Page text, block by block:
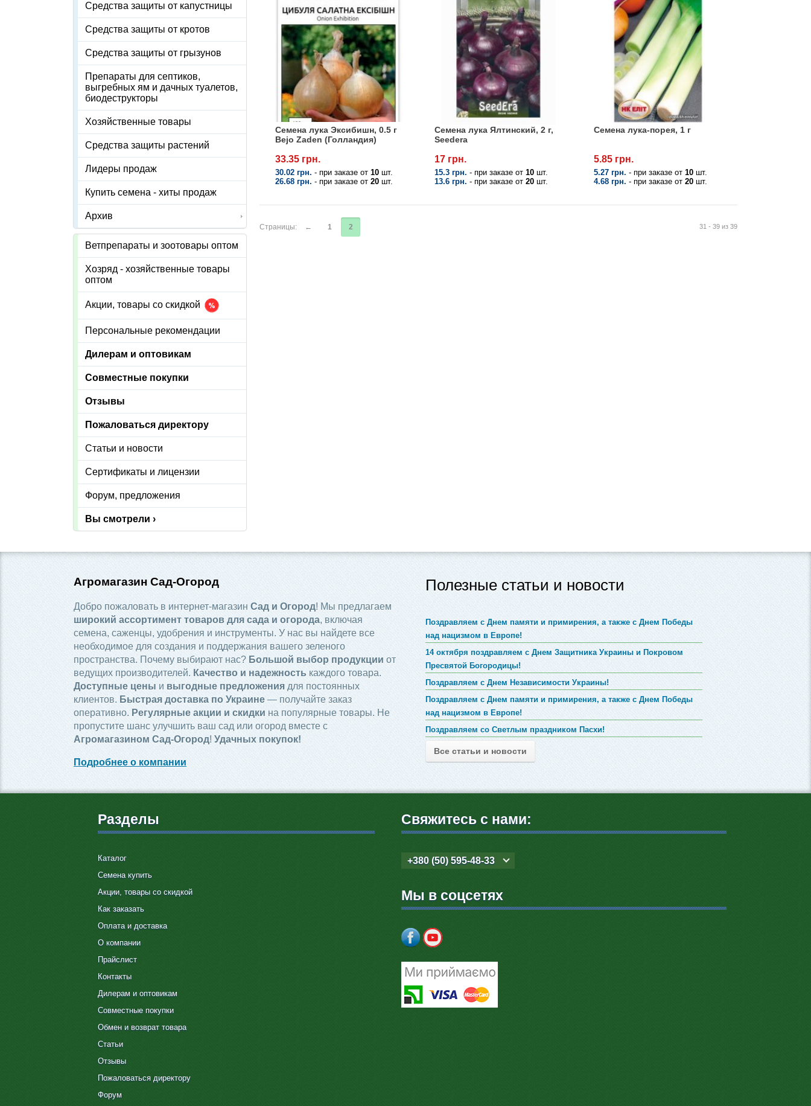
Семена лука Эксибишн, 0.5 г
Bejo Zaden (Голландия)
33.35 грн.
30.02 грн. - при заказе от 10 шт.
26.68 грн. - при заказе от 20 шт.
Семена лука Ялтинский, 2 г,
Seedera
17 грн.
15.3 грн. - при заказе от 10шт.
13.6 грн. - при заказе от 20шт.
Семена лука-порея, 1 г
5.85 грн.
5.27 грн. - при заказе от 10шт.
4.68 грн. - при заказе от 20шт.
31 - 39 из 39
Страницы: ← 1 2
Средства защиты от капустницы
Средства защиты от кротов
Средства защиты от грызунов
Препараты для септиков,
выгребных ям и дачных туалетов,
биодеструкторы
Хозяйственные товары
Средства защиты растений
Лидеры продаж
Купить семена - хиты продаж
Архив
Ветпрепараты и зоотовары оптом
Хозряд - хозяйственные товары
оптом
Акции, товары со скидкой
Персональные рекомендации
Дилерам и оптовикам
Совместные покупки
Отзывы
Пожаловаться директору
Статьи и новости
Сертификаты и лицензии
Форум, предложения
Вы смотрели ›
Агромагазин Сад-Огород
Добро пожаловать в интернет-магазин Сад и Огород! Мы предлагаем
широкий ассортимент товаров для сада и огорода, включая
семена, саженцы, удобрения и инструменты. У нас вы найдете все
необходимое для создания и поддержания вашего зеленого
пространства. Почему выбирают нас? Большой выбор продукцииот
ведущих производителей. Качество и надежностькаждого товара.
Доступные цены и выгодные предложения для постоянных
клиентов. Быстрая доставка по Украине — получайте заказ
оперативно. Регулярные акции и скидкина популярные товары. Не
пропустите шанс улучшить ваш сад или огород вместе с
Агромагазином Сад-Огород!Удачных покупок!
Подробнее о компании
Полезные статьи и новости
Поздравляем с Днем памяти и примирения, а также с Днем Победы
над нацизмом в Европе!
14 октября поздравляем с Днем Защитника Украины и Покровом
Пресвятой Богородицы!
Поздравляем с Днем Независимости Украины!
Поздравляем с Днем памяти и примирения, а также с Днем Победы
над нацизмом в Европе!
Поздравляем со Светлым праздником Пасхи!
Все статьи и новости
Разделы
Каталог
Семена купить
Акции, товары со скидкой
Как заказать
Оплата и доставка
О компании
Прайслист
Контакты
Дилерам и оптовикам
Совместные покупки
Обмен и возврат товара
Статьи
Отзывы
Пожаловаться директору
Форум
Свяжитесь с нами:
+380 (50) 595-48-33
Мы в соцсетях